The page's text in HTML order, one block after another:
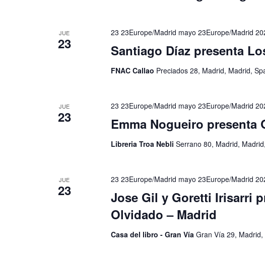
JUE
23 Santiago Díaz presenta
23 23Europe/Madrid mayo 23Europe/Madrid
FNAC Callao Preciados 28, Madrid, Madrid,
JUE
23 Emma Nogueiro presenta
23 23Europe/Madrid mayo 23Europe/Madrid
Libreria Troa Nebli Serrano 80, Madrid,
JUE
23
Jose Gil y Goretti Irisarri
Olvidado – Madrid
23 23Europe/Madrid mayo 23Europe/Madrid
Casa del libro - Gran Vía Gran Vía 29,